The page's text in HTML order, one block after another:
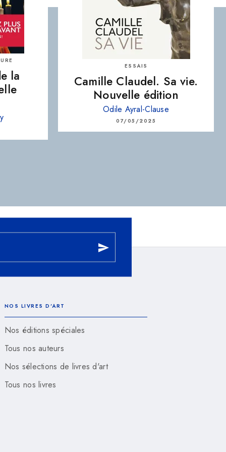
la
ESSAIS
Camille Claudel. Sa vie.
Nouvelle édition
Odile Ayral-Clause
07/05/2025
send
NOS LIVRES D'ART
Nos éditions spéciales
Tous nos auteurs
Nos sélections de livres d'art
Tous nos livres